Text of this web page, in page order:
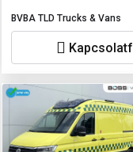
BVBA TLD Trucks & Vans